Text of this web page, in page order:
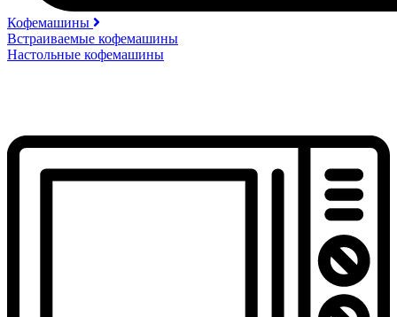
Кофемашины
Встраиваемые кофемашины
Настольные кофемашины